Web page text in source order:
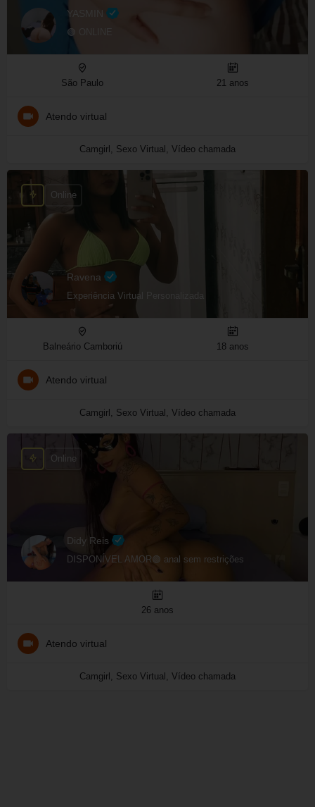
YASMIN
🟢 ONLINE
São Paulo 21 anos
Atendo virtual
Camgirl, Sexo Virtual, Vídeo chamada
Ravena
Experiência Virtual Personalizada
Online
Balneário Camboriú 18 anos
Atendo virtual
Camgirl, Sexo Virtual, Vídeo chamada
Didy Reis
DISPONÍVEL AMOR🟢 anal sem restrições
Online
26 anos
Atendo virtual
Camgirl, Sexo Virtual, Vídeo chamada